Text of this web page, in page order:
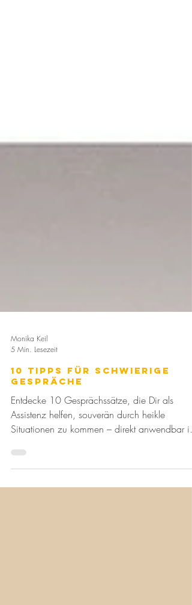
Monika Keil
5 Min. Lesezeit
10 Tipps für schwierige
Gespräche
Entdecke 10 Gesprächssätze, die Dir als
Assistenz helfen, souverän durch heikle